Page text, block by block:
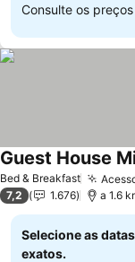
Consulte os
Bed & Breakfast
Guest House
7,2 1.676 a 1.6
Selecione as
exatos.